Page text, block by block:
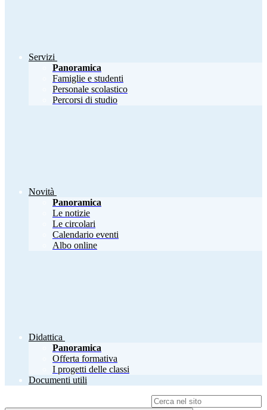
Servizi
Panoramica
Famiglie e studenti
Personale scolastico
Percorsi di studio
Novità
Panoramica
Le notizie
Le circolari
Calendario eventi
Albo online
Didattica
Panoramica
Offerta formativa
I progetti delle classi
Documenti utili